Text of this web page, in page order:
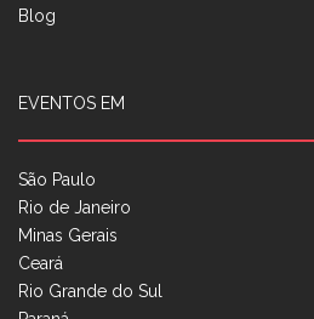
Blog
EVENTOS EM
São Paulo
Rio de Janeiro
Minas Gerais
Ceará
Rio Grande do Sul